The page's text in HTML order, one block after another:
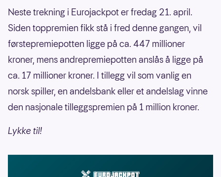
Neste trekning i Eurojackpot er fredag 21. april.
Siden toppremien fikk stå i fred denne gangen, vil
førstepremiepotten ligge på ca. 447 millioner
kroner, mens andrepremiepotten anslås å ligge på
ca. 17 millioner kroner. I tillegg vil som vanlig en
norsk spiller, en andelsbank eller et andelslag vinne
den nasjonale tilleggspremien på 1 million kroner.
Lykke til!